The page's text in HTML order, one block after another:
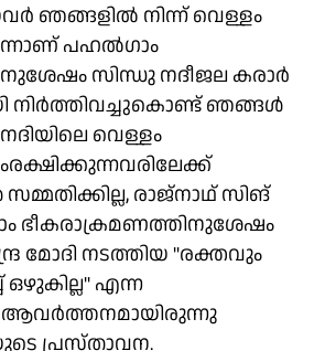
ഞങ്ങളിൽ നിന്ന് വെള്ളം
പഹൽഗാം
സിന്ധു നദീജല കരാർ
നിർത്തിവച്ചുകൊണ്ട് ‍ഞങ്ങൾ
വെള്ളം
രാജ്‌നാഥ് സിങ്
ഭീകരാക്രമണത്തിനുശേഷം
മോദി നടത്തിയ "രക്തവും
ഒഴുകില്ല" എന്ന
ആവർത്തനമായിരുന്നു
പ്രസ്താവന.